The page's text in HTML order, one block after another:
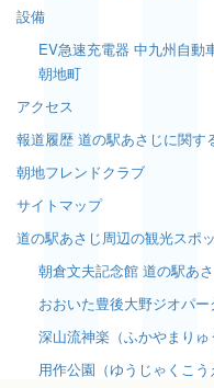
設備
EV急速充電器 中九州自
朝地町
アクセス
報道履歴 道の駅あさじに関す
朝地フレンドクラブ
サイトマップ
道の駅あさじ周辺の観光スポ
朝倉文夫記念館 道の駅あ
おおいた豊後大野ジオパー
深山流神楽（ふかやまりゅ
用作公園（ゆうじゃくこう